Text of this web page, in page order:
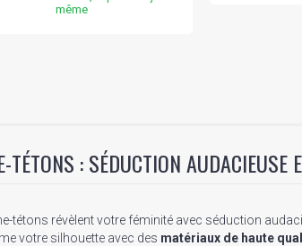
même
TÉTONS : SÉDUCTION AUDACIEUSE
tétons révèlent votre féminité avec séduction
votre silhouette avec des matériaux de haute